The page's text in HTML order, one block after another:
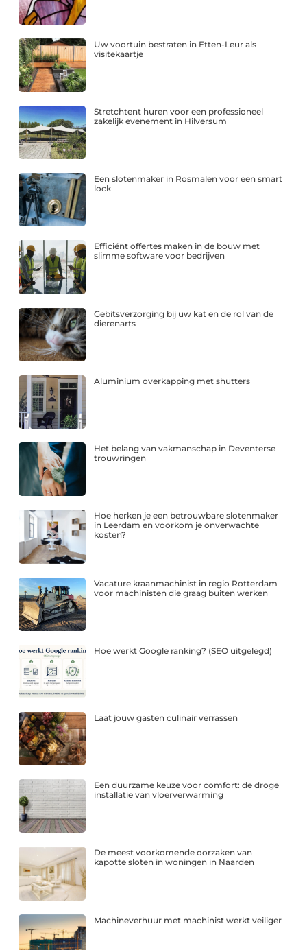
Uw voortuin bestraten in Etten-Leur als
visitekaartje
Stretchtent huren voor een professioneel
zakelijk evenement in Hilversum
Een slotenmaker in Rosmalen voor een smart
lock
Efficiënt offertes maken in de bouw met
slimme software voor bedrijven
Gebitsverzorging bij uw kat en de rol van de
dierenarts
Aluminium overkapping met shutters
Het belang van vakmanschap in Deventerse
trouwringen
Hoe herken je een betrouwbare slotenmaker
in Leerdam en voorkom je onverwachte
kosten?
Vacature kraanmachinist in regio Rotterdam
voor machinisten die graag buiten werken
Hoe werkt Google ranking? (SEO uitgelegd)
Laat jouw gasten culinair verrassen
Een duurzame keuze voor comfort: de droge
installatie van vloerverwarming
De meest voorkomende oorzaken van
kapotte sloten in woningen in Naarden
Machineverhuur met machinist werkt veiliger